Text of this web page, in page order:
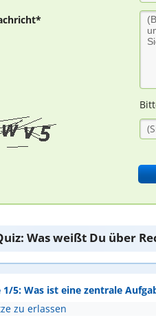
Was weißt Du über
1/5: Was ist eine zentrale
zu erlassen